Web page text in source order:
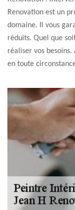
Renovation est un
domaine. Il vous
réduits. Quel que
réaliser vos besoins.
en toute